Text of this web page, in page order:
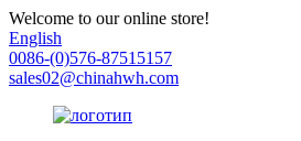
Welcome to our online store!
English
0086-(0)576-87515157
sales02@chinahwh.com